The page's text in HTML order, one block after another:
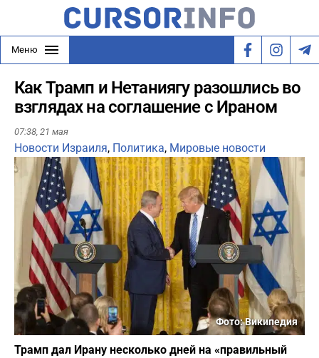
Меню
Как Трамп и Нетаниягу разошлись во
взглядах на соглашение с Ираном
07:38, 21 мая
Новости Израиля, Политика, Мировые новости
Фото: Википедия
Трамп дал Ирану несколько дней на «правильный